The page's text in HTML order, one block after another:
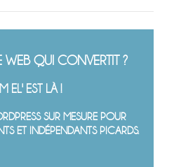
WEB QUI CONVERTIT ?
EL' EST LÀ !
SUR MESURE POUR
ET INDÉPENDANTS PICARDS.